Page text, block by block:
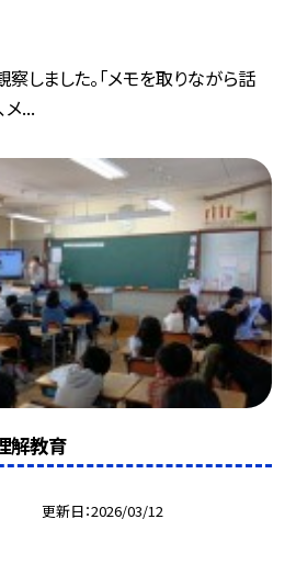
しました。「メモを取りながら話
メ...
教育
更新日 2026/03/12